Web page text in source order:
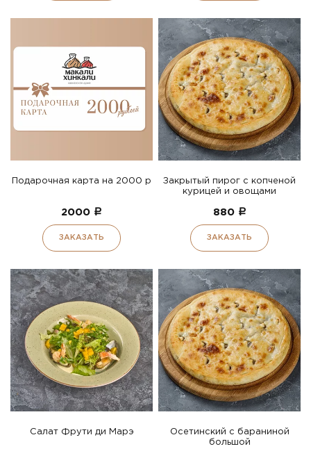
Подарочная карта на 2000 р
2000 a
ЗАКАЗАТЬ
Закрытый пирог с копченой
курицей и овощами
880 a
ЗАКАЗАТЬ
Салат Фрути ди Марэ
Осетинский с бараниной
большой